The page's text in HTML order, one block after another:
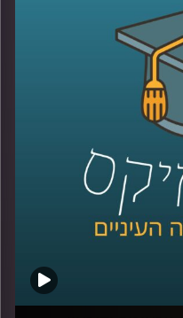
ואחוז בעלי ההשכלה
הישגי התלמידים ושכר
מדינת ישראל בת ה-76 סובלת מחוסר יציבות שלטונית,
לשנות את השיטה,